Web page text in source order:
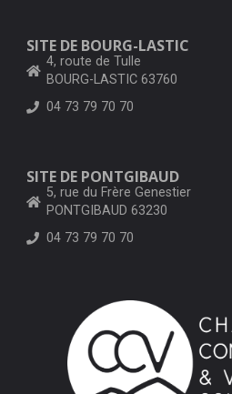
SITE DE BOURG-LASTIC
4, route de Tulle
BOURG-LASTIC 63760
04 73 79 70 70
SITE DE PONTGIBAUD
5, rue du Frère Genestier
PONTGIBAUD 63230
04 73 79 70 70